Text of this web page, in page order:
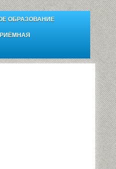
ОБРАЗОВАНИЕ